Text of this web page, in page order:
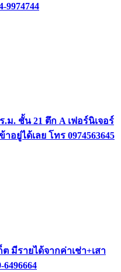
ม. ชั้น 21 ตึก A เฟอร์นิเจอร์
อยู่ได้เลย โทร 0974563645
ต มีรายได้จากค่าเช่า+เสา